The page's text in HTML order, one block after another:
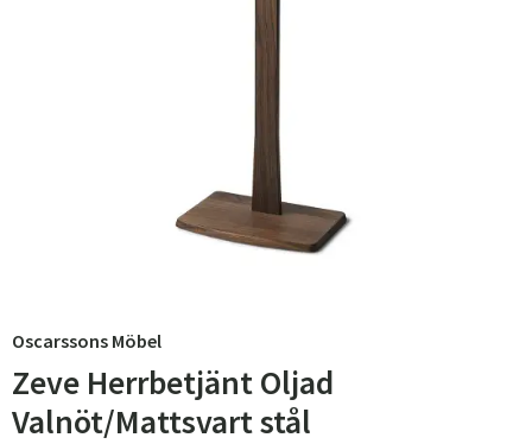
Oscarssons Möbel
Zeve Herrbetjänt Oljad
Valnöt/Mattsvart stål